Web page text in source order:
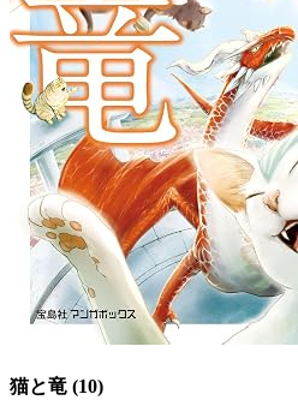
猫と竜 (10)